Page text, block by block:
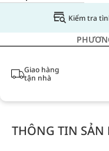
Kiểm tra
Giao hàng
tận nhà
THÔNG TIN SẢN